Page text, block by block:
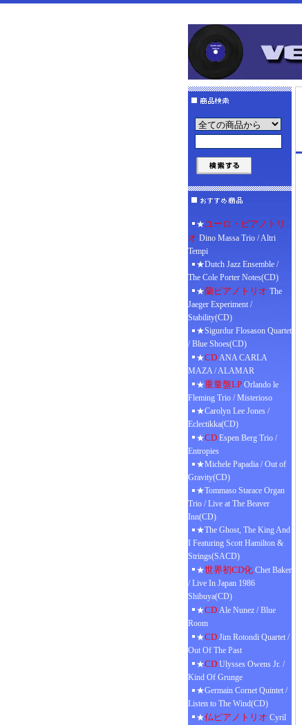
★ユーロ・ピアノトリ
オ Dino Massa Trio / Altri
Tempi
★Dutch Jazz Ensemble /
The Cole Porter Notes(CD)
★蘭ピアノトリオ The
Jaeger Experiment /
Stability(CD)
★Sigurdur Flosason Quartet
/ Blue Shoes(CD)
★CD ANA CARLA
MAZA / ALAMAR
★重量盤LP Orlando le
Fleming Trio / Misterioso
★Carolyn Lee Jones /
Eclectikka(CD)
★CD Espen Berg Trio /
Entropies
★Michele Papadia / Out of
Gravity(CD)
★Tommaso Starace Organ
Trio / Live at The Beaver
Inn(CD)
★The Ghost, The King And
I Featuring Scott Hamilton &
Strings(SACD)
★世界初CD化 Chet Baker
/ Live In Japan 1986
Shibuya(CD)
★CD Ale Nunez / Blue
Room
★CD Jim Rotondi Quartet /
Out Of The Past
★CD Ulysses Owens Jr. /
Kind Of Grunge
★Germain Cornet Quintet /
Listen to The Wind(CD)
★仏ピアノトリオ Cyril